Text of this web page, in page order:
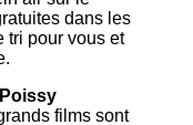
dans les
tri pour vous et
films sont